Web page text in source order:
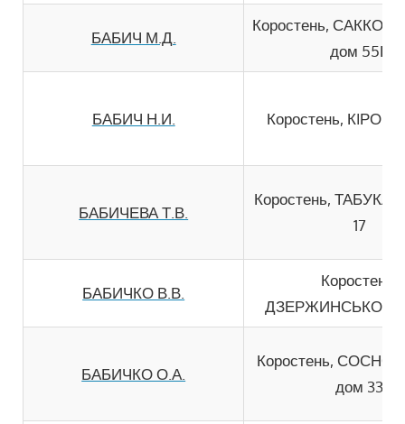
БАБИЧ М.Д.
Коростень, САККО I
дом 55В
БАБИЧ Н.И. Коростень, КIРОВА
БАБИЧЕВА Т.В.
Коростень,
17
БАБИЧКО В.В.
Коростень,
ДЗЕРЖИНСЬКОГО
БАБИЧКО О.А.
Коростень,
дом 33